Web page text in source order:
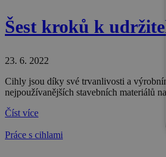
Šest kroků k
23. 6. 2022
Cihly jsou díky své trvanlivosti a
nejpoužívanějších stavebních materiálů
Číst více
Práce s cihlami